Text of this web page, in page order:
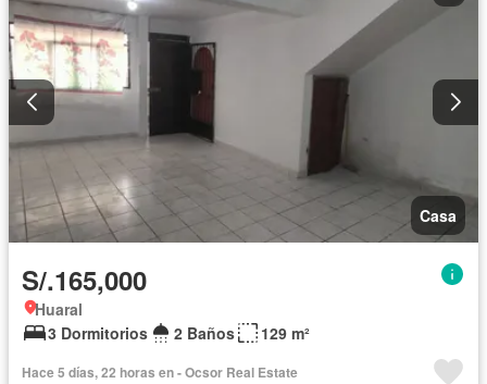
Casa
S/.165,000
Huaral
3 Dormitorios
2 Baños 129 m²
Hace 5 días, 22 horas en - Ocsor Real Estate